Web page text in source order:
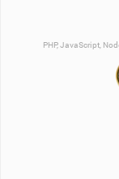
PHP, JavaScript,